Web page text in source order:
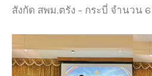
สังกัด สพม.ตรัง – กระบี่ จำนวน 6